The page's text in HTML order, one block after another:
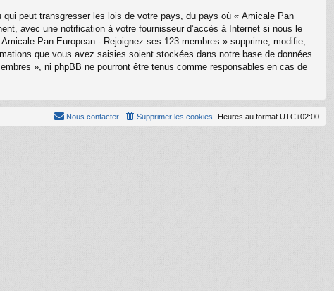
peut transgresser les lois de votre pays, du pays où « Amicale Pan
avec une notification à votre fournisseur d’accès à Internet si nous le
Pan European - Rejoignez ses 123 membres » supprime, modifie,
que vous avez saisies soient stockées dans notre base de données.
», ni phpBB ne pourront être tenus comme responsables en cas de
Heures au format UTC+02:00
Supprimer les cookies
Nous contacter